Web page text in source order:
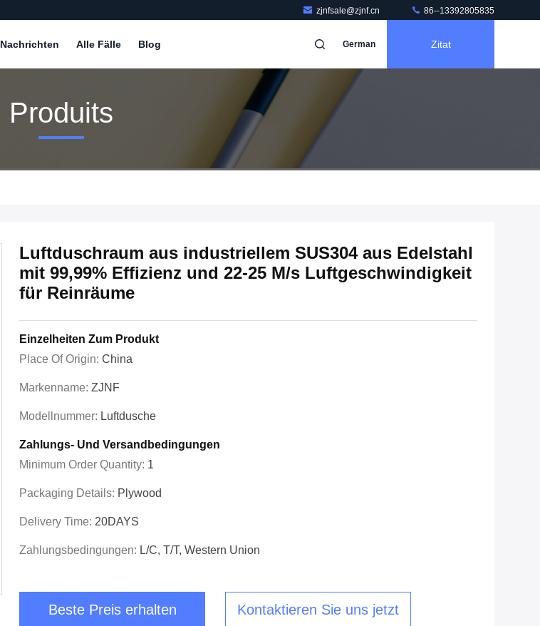
zjnfsale@zjnf.cn 86--13392805835
Nachrichten Alle Fälle Blog German Zitat
Produits
Luftduschraum aus industriellem SUS304 aus Edelstahl
mit 99,99% Effizienz und 22-25 M/s Luftgeschwindigkeit
für Reinräume
Einzelheiten Zum Produkt
Place Of Origin: China
Markenname: ZJNF
Modellnummer: Luftdusche
Zahlungs- Und Versandbedingungen
Minimum Order Quantity: 1
Packaging Details: Plywood
Delivery Time: 20DAYS
Zahlungsbedingungen: L/C, T/T, Western Union
Beste Preis erhalten Kontaktieren Sie uns jetzt